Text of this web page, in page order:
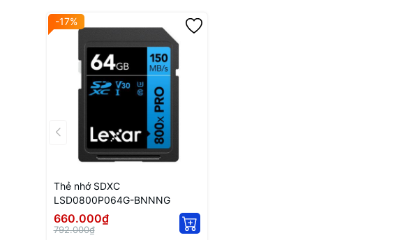
-17%
Thẻ nhớ SDXC
LSD0800P064G-BNNNG
660.000₫
792.000₫